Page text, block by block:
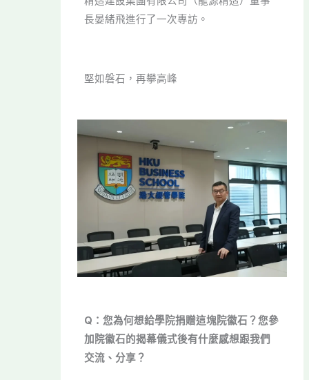
長晏緒飛進行了一次專訪。
堅如磐石，再攀高峰
Q：您為何想給學院捐贈這塊院徽石？您參
加院徽石的揭幕儀式後有什麼感想跟我們
交流、分享？